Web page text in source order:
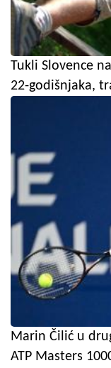
Tukli Slovence
22-godišnjaka,
Marin Čilić u
ATP Masters